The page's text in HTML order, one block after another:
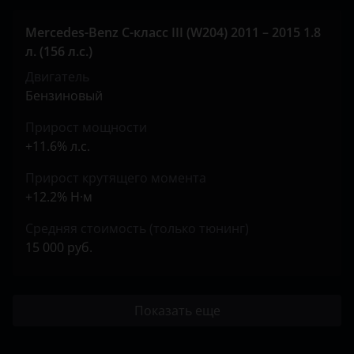
Mercedes-Benz C-класс III (W204) 2011 – 2015 1.8
л. (156 л.с.)
Бензиновый
+11.6% л.с.
+12.2% Н·м
15 000 руб.